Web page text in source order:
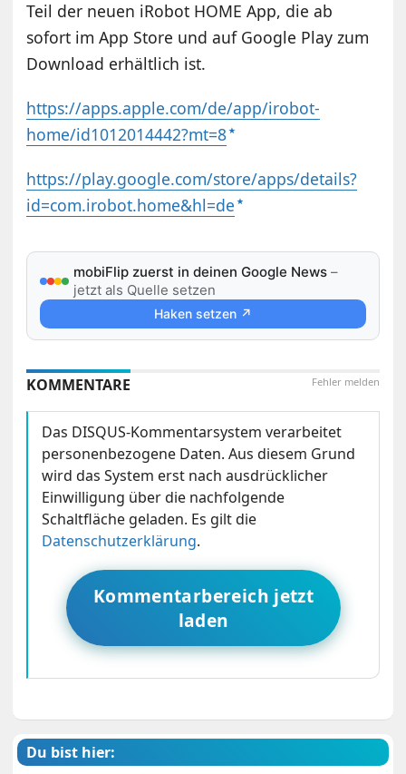
Teil der neuen iRobot HOME App, die ab
sofort im App Store und auf Google Play zum
Download erhältlich ist.
https://apps.apple.com/de/app/irobot-
home/id1012014442?mt=8
https://play.google.com/store/apps/details?
id=com.irobot.home&hl=de
mobiFlip zuerst in deinen Google News –
jetzt als Quelle setzen
Haken setzen ↗
Fehler melden
KOMMENTARE
Das DISQUS-Kommentarsystem verarbeitet
personenbezogene Daten. Aus diesem Grund
wird das System erst nach ausdrücklicher
Einwilligung über die nachfolgende
Schaltfläche geladen. Es gilt die
Datenschutzerklärung.
Kommentarbereich jetzt
laden
Du bist hier: